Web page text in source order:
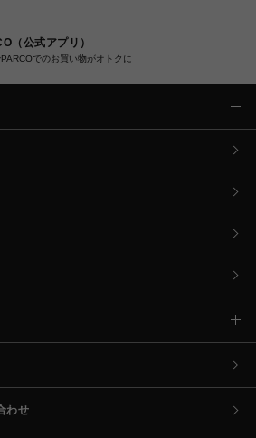
（公式アプリ）
でのお買い物がオトクに
わせ